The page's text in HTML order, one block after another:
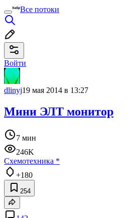
Все потоки
Войти
dlinyj19 мая 2014 в 13:27
Мини ЭЛТ монитор
7 мин
246K
Схемотехника *
+180
254